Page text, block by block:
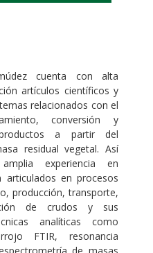
cuenta con alta
artículos científicos y
relacionados con el
conversión y
a partir del
residual vegetal. Así
experiencia en
articulados en procesos
producción, transporte,
de crudos y sus
analíticas como
FTIR, resonancia